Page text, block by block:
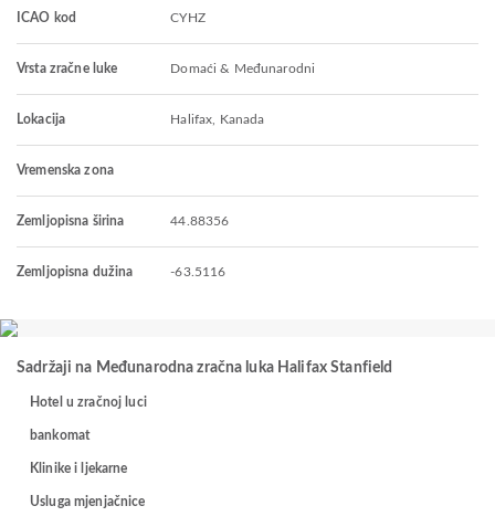
ICAO kod CYHZ
Vrsta zračne luke Domaći & Međunarodni
Lokacija Halifax, Kanada
Vremenska zona
Zemljopisna širina 44.88356
Zemljopisna dužina -63.5116
Sadržaji na Međunarodna zračna luka Halifax Stanfield
Hotel u zračnoj luci
bankomat
Klinike i ljekarne
Usluga mjenjačnice